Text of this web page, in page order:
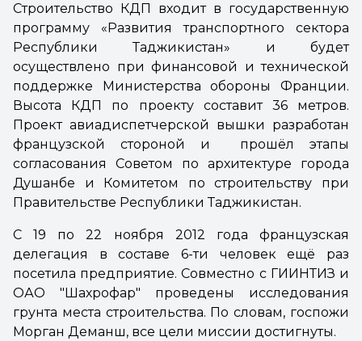
Строительство КДП входит в государственную
программу «Развития транспортного сектора
Республики Таджикистан» и будет
осуществлено при финансовой и технической
поддержке Министерства обороны Франции.
Высота КДП по проекту составит 36 метров.
Проект авиадиспетчерской вышки разработан
французской стороной и прошёл этапы
согласования Советом по архитектуре города
Душанбе и Комитетом по строительству при
Правительстве Республики Таджикистан.
С 19 по 22 ноября 2012 года французская
делегация в составе 6-ти человек ещё раз
посетила предприятие. Совместно с ГИИНТИЗ и
ОАО "Шахрофар" проведены исследования
грунта места строительства. По словам, госпожи
Морган Деманш, все цели миссии достигнуты.